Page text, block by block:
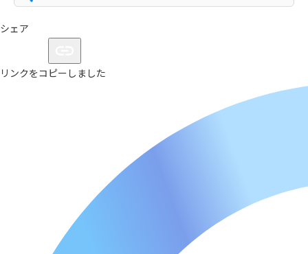
シェア
リンクをコピーしました